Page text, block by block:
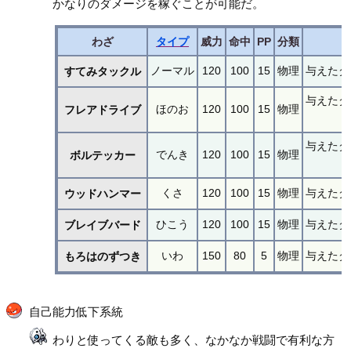
かなりのダメージを稼ぐことが可能だ。
わざ タイプ 威力 命中 PP 分類
すてみタックル ノーマル 120 100 15 物理 与えた
フレアドライブ ほのお 120 100 15 物理
与えた
ボルテッカー でんき 120 100 15 物理
与えた
ウッドハンマー くさ 120 100 15 物理 与えた
ブレイブバード ひこう 120 100 15 物理 与えた
もろはのずつき いわ 150 80 5 物理 与えた
自己能力低下系統
わりと使ってくる敵も多く、なかなか戦闘で有利な方